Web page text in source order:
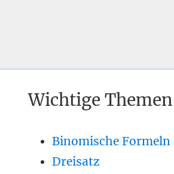
Wichtige Themen
Binomische Formeln
Dreisatz